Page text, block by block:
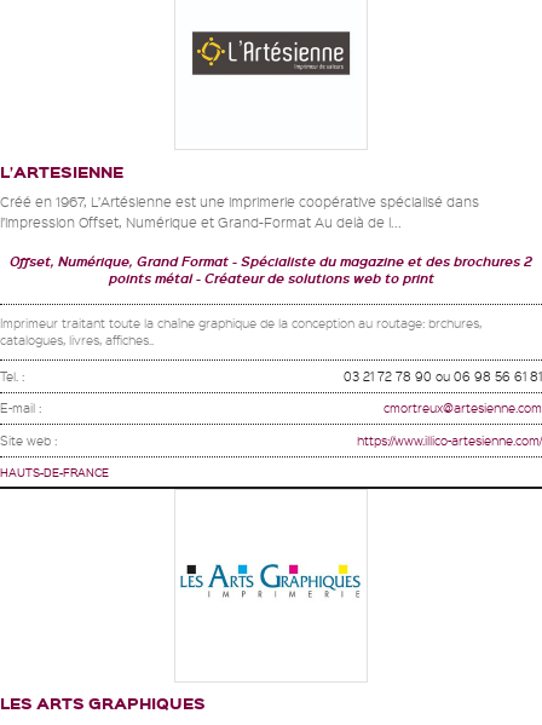
L’ARTESIENNE
Créé en 1967, L’Artésienne est une imprimerie coopérative spécialisé dans
l’impression Offset, Numérique et Grand-Format Au delà de l...
Offset, Numérique, Grand Format
Spécialiste du magazine et des brochures 2
points métal
Créateur de solutions web to print
Imprimeur traitant toute la chaîne graphique de la conception au routage: brchures,
catalogues, livres, affiches..
Tel. : 03 21 72 78 90 ou 06 98 56 61 81
E-mail : cmortreux@artesienne.com
Site web : https://www.illico-artesienne.com/
HAUTS-DE-FRANCE
LES ARTS GRAPHIQUES